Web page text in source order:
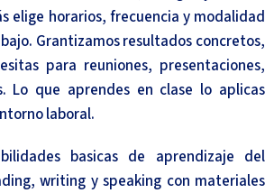
elige horarios, frecuencia y modalidad
Grantizamos resultados concretos,
para reuniones, presentaciones,
Lo que aprendes en clase lo aplicas
laboral.
basicas de aprendizaje del
writing y speaking con materiales